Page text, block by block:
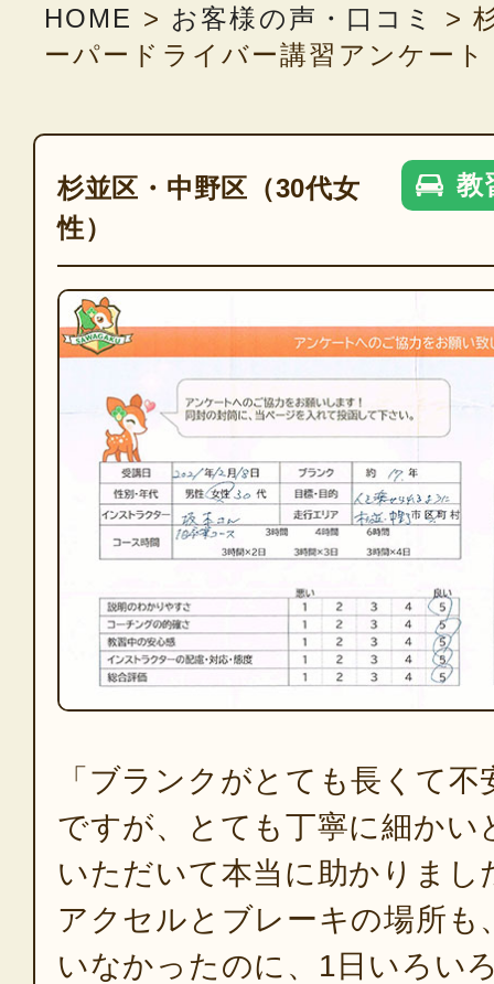
HOME > お客様の声・口コミ >
ーパードライバー講習アンケート
杉並区・中野区（30代女
性）
教
「ブランクがとても長くて
ですが、とても丁寧に細かい
いただいて本当に助かりまし
アクセルとブレーキの場所も
いなかったのに、1日いろい